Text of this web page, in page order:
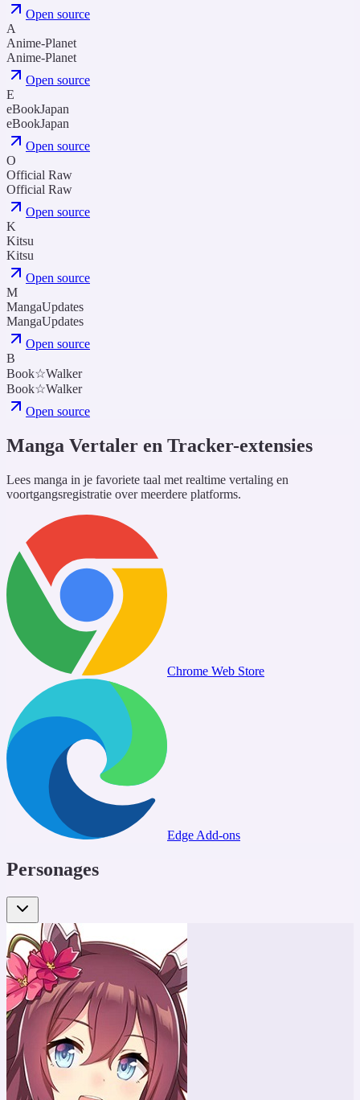
Open source
A
Anime-Planet
Anime-Planet
Open source
E
eBookJapan
eBookJapan
Open source
O
Official Raw
Official Raw
Open source
K
Kitsu
Kitsu
Open source
M
MangaUpdates
MangaUpdates
Open source
B
Book☆Walker
Book☆Walker
Open source
Manga Vertaler en Tracker-extensies
Lees manga in je favoriete taal met realtime vertaling en
voortgangsregistratie over meerdere platforms.
Chrome Web Store
Edge Add-ons
Personages